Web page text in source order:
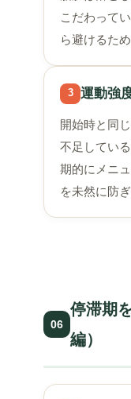
こだわって
ら避けるた
3 運動強
開始時と同
不足してい
期的にメニ
を未然に防
06
停滞期
編）